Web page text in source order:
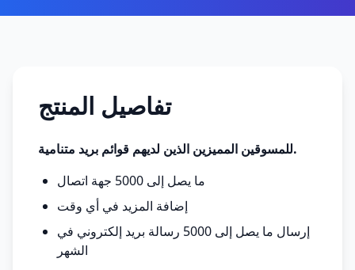
تفاصيل المنتج
للمسوقين المميزين الذين لديهم قوائم بريد متنامية.
ما يصل إلى 5000 جهة اتصال
إضافة المزيد في أي وقت
إرسال ما يصل إلى 5000 رسالة بريد إلكتروني في
الشهر